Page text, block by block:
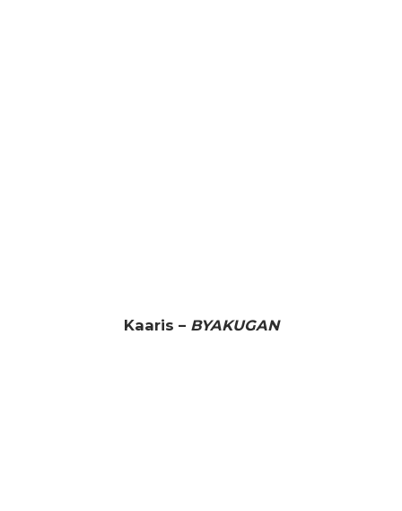
Kaaris – BYAKUGAN